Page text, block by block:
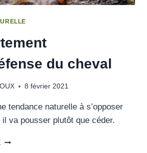
du cheval
8 février 2021
tendance naturelle à s’opposer
va pousser plutôt que céder.
COMPORTEMENT